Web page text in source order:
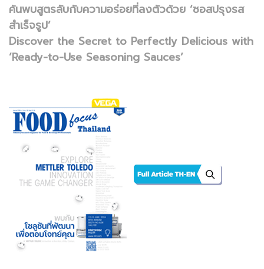
ค้นพบสูตรลับกับความอร่อยที่ลงตัวด้วย ‘ซอสปรุงรส
สำเร็จรูป’
Discover the Secret to Perfectly Delicious with
‘Ready-to-Use Seasoning Sauces’